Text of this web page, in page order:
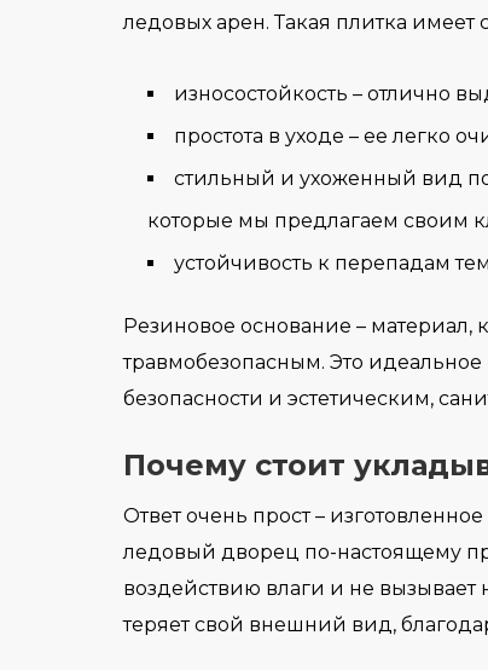
ледовых арен. Такая плитка
износостойкость – отлично
простота в уходе – ее легко
стильный и ухоженный вид
которые мы предлагаем своим
устойчивость к перепадам
Резиновое основание –
травмобезопасным. Это
безопасности и эстетическим,
Почему стоит
Ответ очень прост –
ледовый дворец по-настоящему
воздействию влаги и не
теряет свой внешний вид,